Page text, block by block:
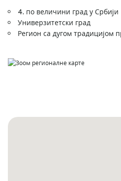
4. по величини град у Србији
Универзитетски град
Регион са дугом традицијом